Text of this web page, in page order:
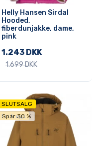
Helly Hansen Sirdal
Hooded,
fiberdunjakke, dame,
pink
1.243 DKK
1.699 DKK
SLUTSALG
Fri fragt
Spar 30 %